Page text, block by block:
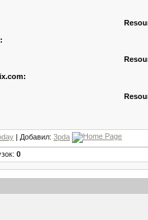
| Добавил: 3pda
0